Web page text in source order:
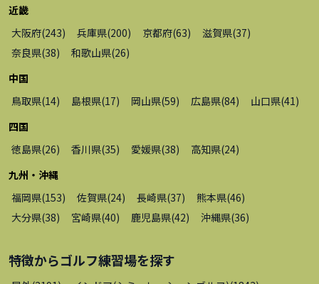
近畿
大阪府(243) 兵庫県(200) 京都府(63) 滋賀県(37)
奈良県(38) 和歌山県(26)
中国
鳥取県(14) 島根県(17) 岡山県(59) 広島県(84) 山口県(41)
四国
徳島県(26) 香川県(35) 愛媛県(38) 高知県(24)
九州・沖縄
福岡県(153) 佐賀県(24) 長崎県(37) 熊本県(46)
大分県(38) 宮崎県(40) 鹿児島県(42) 沖縄県(36)
特徴からゴルフ練習場を探す